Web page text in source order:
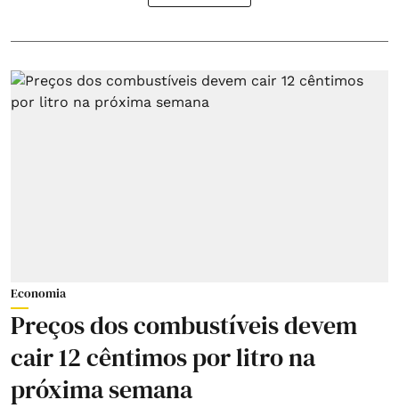
Economia
Preços dos combustíveis devem
cair 12 cêntimos por litro na
próxima semana